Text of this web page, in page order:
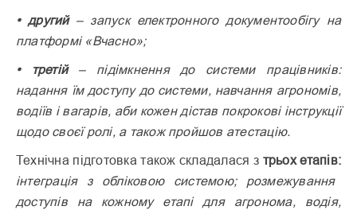
•другий– запуск електронного документообігу на
платформі «Вчасно»;
•третій– підімкнення до системи працівників:
надання їм доступу до системи, навчання агрономів,
водіїв і вагарів, аби кожен дістав покрокові інструкції
щодо своєї ролі, а також пройшов атестацію.
Технічна підготовка також складалася з трьох етапів:
інтеграція з обліковою системою; розмежу­вання
доступів на кожному етапі для агронома, водія,